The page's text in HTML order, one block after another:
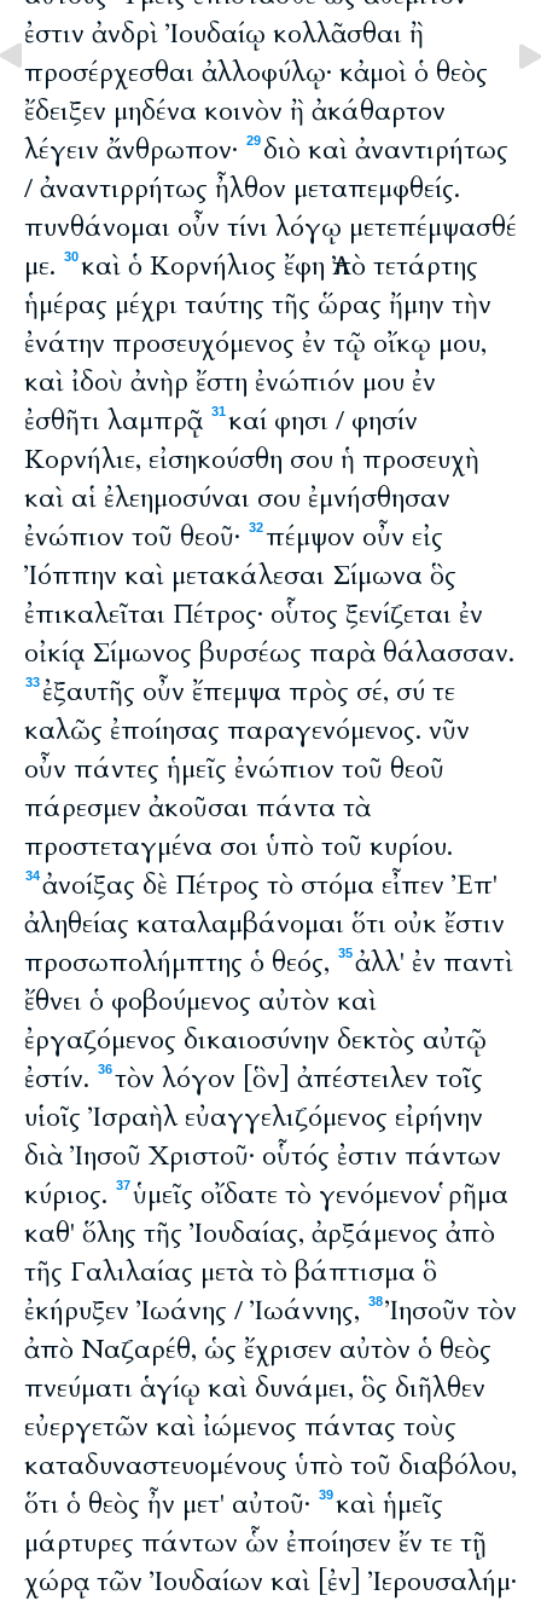
ἐστιν ἀνδρὶ Ἰουδαίῳ κολλᾶσθαι ἢ
προσέρχεσθαι ἀλλοφύλῳ· κἀμοὶ ὁ θεὸς
ἔδειξεν μηδένα κοινὸν ἢ ἀκάθαρτον
λέγειν ἄνθρωπον·
29 διὸ καὶ ἀναντιρήτως
/ ἀναντιρρήτως ἦλθον μεταπεμφθείς.
πυνθάνομαι οὖν τίνι λόγῳ μετεπέμψασθέ
με.
30καὶ ὁ Κορνήλιος ἔφη Ἀπὸ τετάρτης
ἡμέρας μέχρι ταύτης τῆς ὥρας ἤμην τὴν
ἐνάτην προσευχόμενος ἐν τῷ οἴκῳ μου,
καὶ ἰδοὺ ἀνὴρ ἔστη ἐνώπιόν μου ἐν
ἐσθῆτι λαμπρᾷ 31καί φησι / φησίν
Κορνήλιε, εἰσηκούσθη σου ἡ προσευχὴ
καὶ αἱ ἐλεημοσύναι σου ἐμνήσθησαν
ἐνώπιον τοῦ θεοῦ·
32πέμψον οὖν εἰς
Ἰόππην καὶ μετακάλεσαι Σίμωνα ὃς
ἐπικαλεῖται Πέτρος· οὗτος ξενίζεται ἐν
οἰκίᾳ Σίμωνος βυρσέως παρὰ θάλασσαν.
33 ἐξαυτῆς οὖν ἔπεμψα πρὸς σέ, σύ τε
καλῶς ἐποίησας παραγενόμενος. νῦν
οὖν πάντες ἡμεῖς ἐνώπιον τοῦ θεοῦ
πάρεσμεν ἀκοῦσαι πάντα τὰ
προστεταγμένα σοι ὑπὸ τοῦ κυρίου.
34ἀνοίξας δὲ Πέτρος τὸ στόμα εἶπεν Ἐπ'
ἀληθείας καταλαμβάνομαι ὅτι οὐκ ἔστιν
προσωπολήμπτης ὁ θεός,
35ἀλλ' ἐν παντὶ
ἔθνει ὁ φοβούμενος αὐτὸν καὶ
ἐργαζόμενος δικαιοσύνην δεκτὸς αὐτῷ
ἐστίν.
36τὸν λόγον [ὃν] ἀπέστειλεν τοῖς
υἱοῖς Ἰσραὴλ εὐαγγελιζόμενος εἰρήνην
διὰ Ἰησοῦ Χριστοῦ· οὗτός ἐστιν πάντων
κύριος.
37ὑμεῖς οἴδατε τὸ γενόμενον ῥῆμα
καθ' ὅλης τῆς Ἰουδαίας, ἀρξάμενος ἀπὸ
τῆς Γαλιλαίας μετὰ τὸ βάπτισμα ὃ
ἐκήρυξεν Ἰωάνης / Ἰωάννης,
38Ἰησοῦν τὸν
ἀπὸ Ναζαρέθ, ὡς ἔχρισεν αὐτὸν ὁ θεὸς
πνεύματι ἁγίῳ καὶ δυνάμει, ὃς διῆλθεν
εὐεργετῶν καὶ ἰώμενος πάντας τοὺς
καταδυναστευομένους ὑπὸ τοῦ διαβόλου,
ὅτι ὁ θεὸς ἦν μετ' αὐτοῦ·
39καὶ ἡμεῖς
μάρτυρες πάντων ὧν ἐποίησεν ἔν τε τῇ
χώρᾳ τῶν Ἰουδαίων καὶ [ἐν] Ἰερουσαλήμ·